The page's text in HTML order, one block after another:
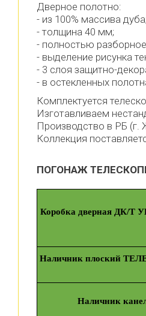
Дверное полотно:
- из 100% массива
- толщина 40 мм;
- полностью
- выделение рисунка
- 3 слоя защитно-
- в остекленных
Комплектуется
Изготавливаем
Производство в РБ (г.
Коллекция
ПОГОНАЖ
Коробка дверная ДК/Т
Наличник плоский
Наличник